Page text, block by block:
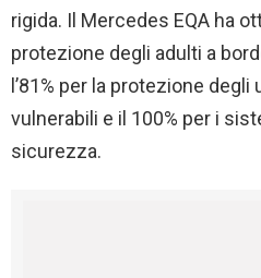
rigida. Il Mercedes EQA ha
protezione degli adulti a
l’81% per la protezione
vulnerabili e il 100% per i
sicurezza.